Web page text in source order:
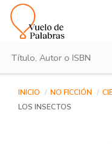
INICIO NO FICCIÓN
LOS INSECTOS